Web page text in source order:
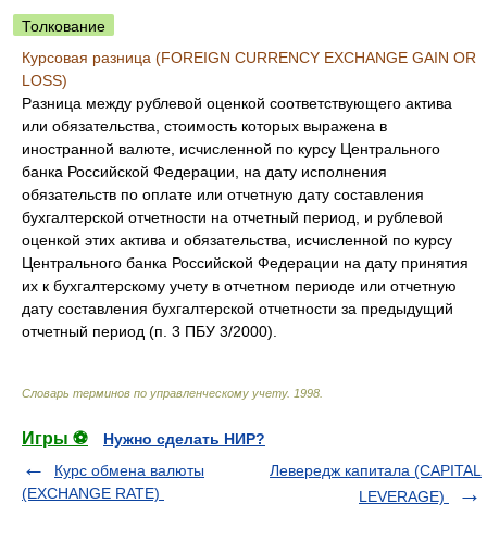
Толкование
Курсовая разница (FOREIGN CURRENCY EXCHANGE GAIN OR
LOSS)
Разница между рублевой оценкой соответствующего актива
или обязательства, стоимость которых выражена в
иностранной валюте, исчисленной по курсу Центрального
банка Российской Федерации, на дату исполнения
обязательств по оплате или отчетную дату составления
бухгалтерской отчетности на отчетный период, и рублевой
оценкой этих актива и обязательства, исчисленной по курсу
Центрального банка Российской Федерации на дату принятия
их к бухгалтерскому учету в отчетном периоде или отчетную
дату составления бухгалтерской отчетности за предыдущий
отчетный период (п. 3 ПБУ 3/2000).
Словарь терминов по управленческому учету. 1998
Игры ⚽
Нужно сделать НИР?
Курс обмена валюты
(EXCHANGE RATE)
Левередж капитала (CAPITAL
LEVERAGE)